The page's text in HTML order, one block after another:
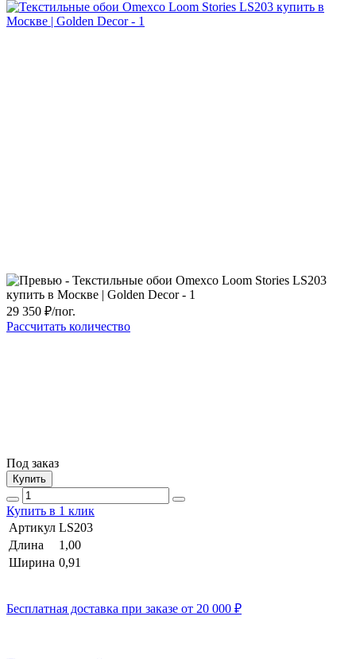
29 350 ₽/пог.
Рассчитать количество
Под заказ
Купить
Купить в 1 клик
Артикул LS203
Длина
1,00
Ширина 0,91
Бесплатная доставка при заказе от 20 000 ₽